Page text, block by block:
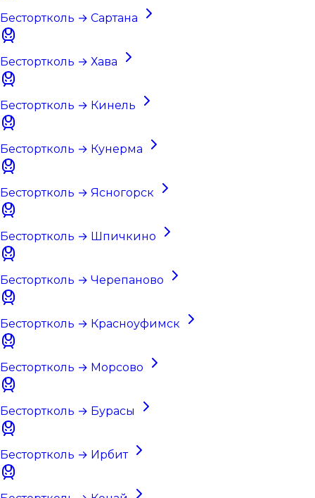
Бестортколь → Сартана
Бестортколь → Хава
Бестортколь → Кинель
Бестортколь → Кунерма
Бестортколь → Ясногорск
Бестортколь → Шпичкино
Бестортколь → Черепаново
Бестортколь → Красноуфимск
Бестортколь → Морсово
Бестортколь → Бурасы
Бестортколь → Ирбит